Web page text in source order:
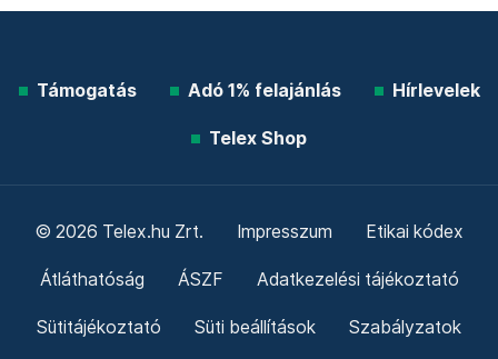
Támogatás Adó 1% felajánlás Hírlevelek
Telex Shop
© 2026 Telex.hu Zrt. Impresszum Etikai kódex
Átláthatóság ÁSZF Adatkezelési tájékoztató
Sütitájékoztató Süti beállítások Szabályzatok